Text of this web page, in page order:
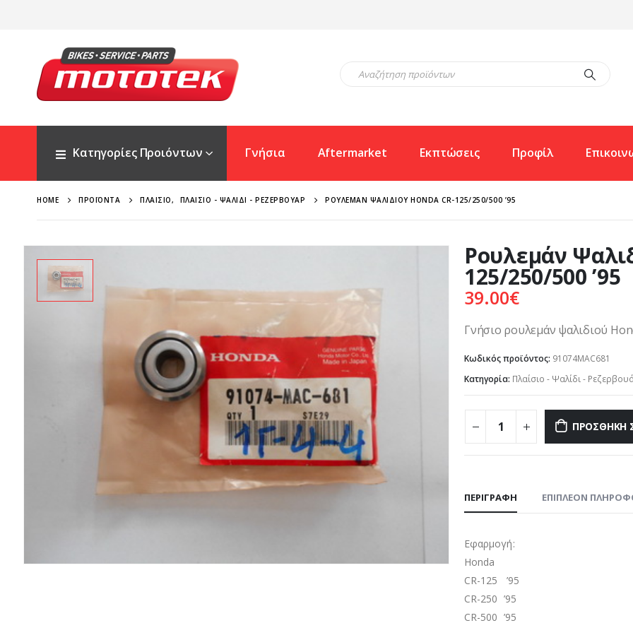
Κατηγορίες Προιόντων Γνήσια Aftermarket Εκπτώσεις Προφίλ
HOME ΠΡΟΪΌΝΤΑ ΠΛΑΊΣΙΟ, ΠΛΑΊΣΙΟ - ΨΑΛΊΔΙ - ΡΕΖΕΡΒΟΥΆΡ ΡΟΥΛΕΜΆΝ ΨΑΛΙΔΙΟΎ HONDA CR-125/250/500 ’95
Ρουλεμάν
125/250/500 ’95
39.00€
Γνήσιο ρουλεμάν ψαλιδιού
Κωδικός προϊόντος: 91074MAC681
Κατηγορία: Πλαίσιο - Ψαλίδι -
ΠΡΟΣΘΉΚΗ
ΠΕΡΙΓΡΑΦΉ ΕΠΙΠΛΈΟΝ
Εφαρμογή:
Honda
CR-125 ’95
CR-250 ’95
CR-500 ’95